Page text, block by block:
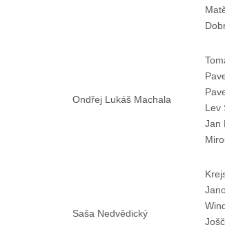
Ondřej Lukáš Machala
Lev
Jan
Saša Nedvědický